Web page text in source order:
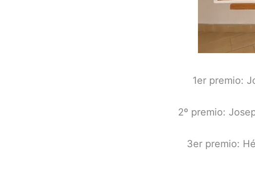
1er premio:
2º premio:
3er premio: